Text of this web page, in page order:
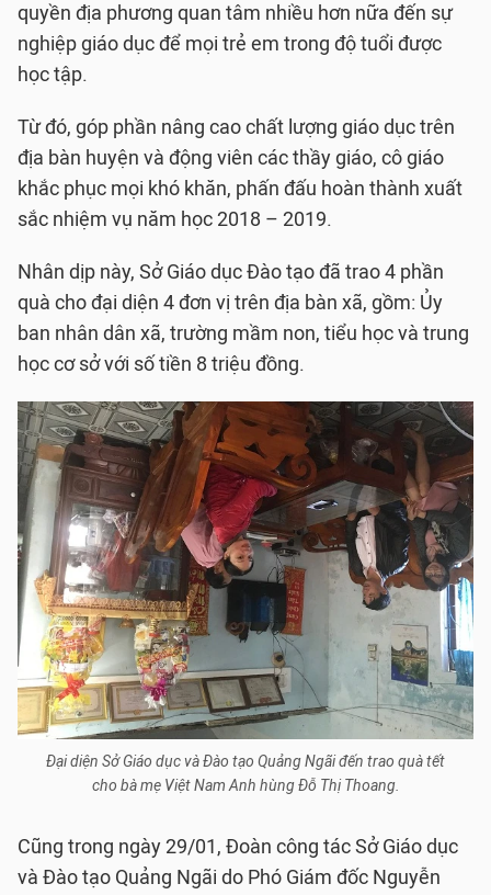
quyền địa phương quan tâm nhiều hơn nữa đến sự
nghiệp giáo dục để mọi trẻ em trong độ tuổi được
học tập.
Từ đó, góp phần nâng cao chất lượng giáo dục trên
địa bàn huyện và động viên các thầy giáo, cô giáo
khắc phục mọi khó khăn, phấn đấu hoàn thành xuất
sắc nhiệm vụ năm học 2018 – 2019.
Nhân dịp này, Sở Giáo dục Đào tạo đã trao 4 phần
quà cho đại diện 4 đơn vị trên địa bàn xã, gồm: Ủy
ban nhân dân xã, trường mầm non, tiểu học và trung
học cơ sở với số tiền 8 triệu đồng.
Đại diện Sở Giáo dục và Đào tạo Quảng Ngãi đến trao quà tết
cho bà mẹ Việt Nam Anh hùng Đỗ Thị Thoang.
Cũng trong ngày 29/01, Đoàn công tác Sở Giáo dục
và Đào tạo Quảng Ngãi do Phó Giám đốc Nguyễn